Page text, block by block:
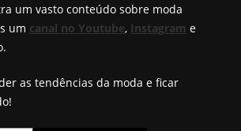
um vasto conteúdo sobre moda
um canal no Youtube, Instagram e
as tendências da moda e ficar